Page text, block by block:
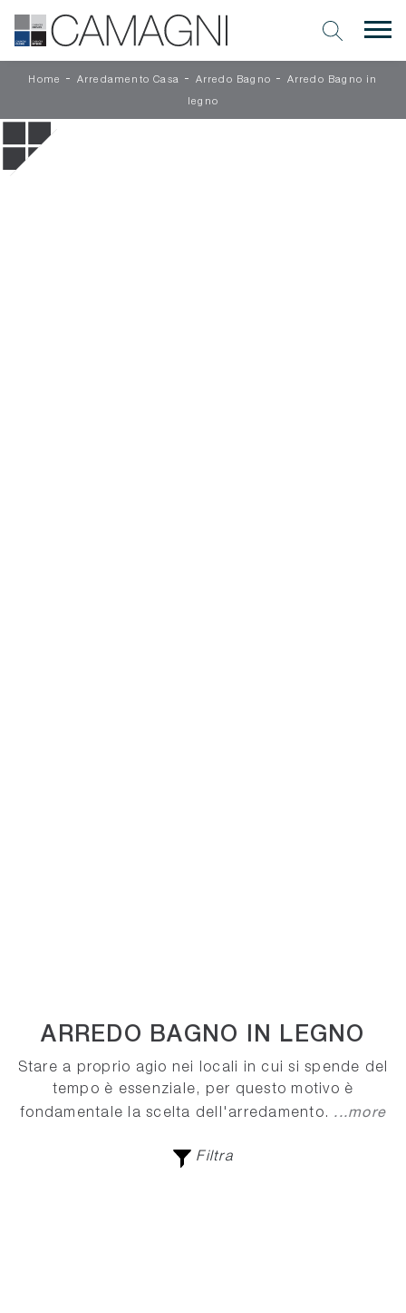
Home - Arredamento Casa - Arredo Bagno - Arredo Bagno in
legno
ARREDO BAGNO IN LEGNO
Stare a proprio agio nei locali in cui si spende del
tempo è essenziale, per questo motivo è
fondamentale la scelta dell'arredamento. ...more
Filtra